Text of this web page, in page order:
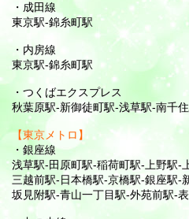
・成田線
東京駅-錦糸町駅
・内房線
東京駅-錦糸町駅
・つくばエクスプレス
秋葉原駅-新御徒町駅-浅草駅-南千
【東京メトロ】
・銀座線
浅草駅-田原町駅-稲荷町駅-上野駅-
三越前駅-日本橋駅-京橋駅-銀座駅-
坂見附駅-青山一丁目駅-外苑前駅-